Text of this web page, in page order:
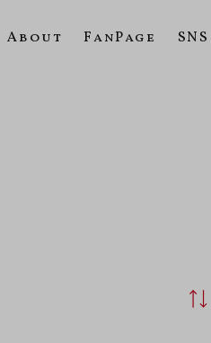
About FanPage SNS